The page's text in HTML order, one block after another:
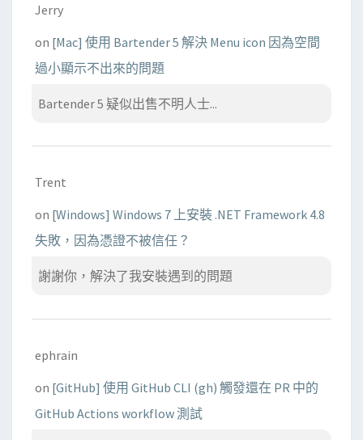
Jerry
on [Mac] 使用 Bartender 5 解決 Menu icon 因為空間
過小顯示不出來的問題
Bartender 5 疑似出售不明人士...
Trent
on [Windows] Windows 7 上安裝 .NET Framework 4.8
失敗，因為憑證不被信任？
謝謝你，解決了我安裝遇到的問題
ephrain
on [GitHub] 使用 GitHub CLI (gh) 觸發還在 PR 中的
GitHub Actions workflow 測試